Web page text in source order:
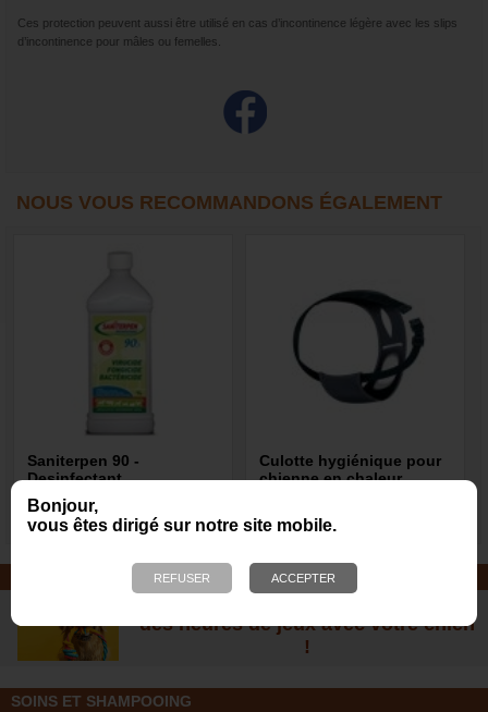
Bonjour,
vous êtes dirigé sur notre site mobile.
Ces protection peuvent aussi être utilisé en cas d’incontinence légère avec les slips
d’incontinence pour mâles ou femelles.
NOUS VOUS RECOMMANDONS ÉGALEMENT
Saniterpen 90 -
Desinfectant
20,40 €
Culotte hygiénique pour
chienne en chaleur
9,40 €
JOUETS EN CORDE
De nombreuses nouveautés pour
des heures de jeux avec votre chien
!
SOINS ET SHAMPOOING